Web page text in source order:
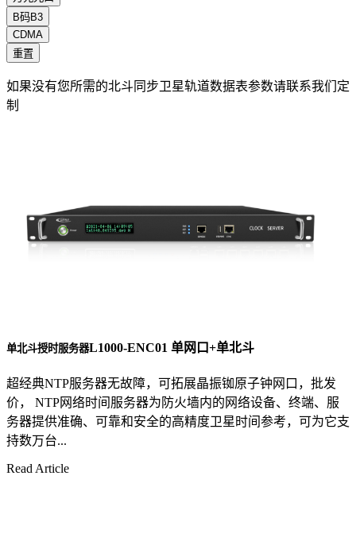
B码B3
CDMA
重置
如果没有您所需的北斗同步卫星轨道数据表参数请联系我们定
制
单北斗授时服务器L1000-ENC01 单网口+单北斗
超经典NTP服务器无故障，可拓展晶振铷原子钟网口，批发
价， NTP网络时间服务器为防火墙内的网络设备、终端、服
务器提供准确、可靠和安全的高精度卫星时间参考，可为它支
持数万台...
Read Article